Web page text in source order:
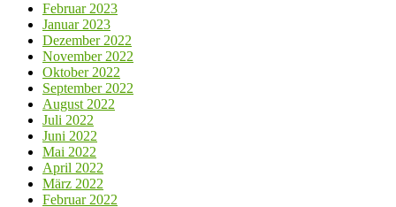
Februar 2023
Januar 2023
Dezember 2022
November 2022
Oktober 2022
September 2022
August 2022
Juli 2022
Juni 2022
Mai 2022
April 2022
März 2022
Februar 2022